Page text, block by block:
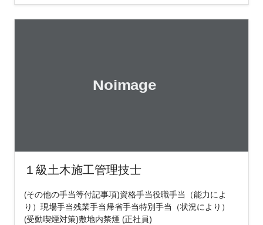
１級土木施工管理技士
(その他の手当等付記事項)資格手当役職手当（能力によ
り）現場手当残業手当帰省手当特別手当（状況により）
(受動喫煙対策)敷地内禁煙 (正社員)